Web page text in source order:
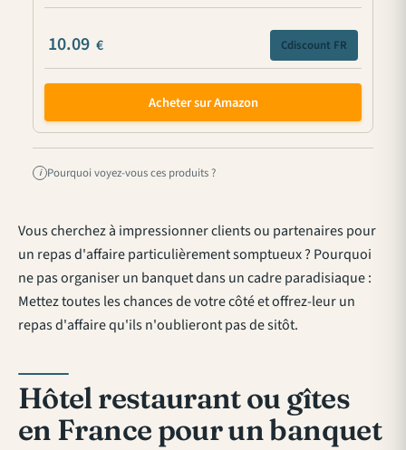
10.09 € Cdiscount FR
Acheter sur Amazon
i Pourquoi voyez-vous ces produits ?
Vous cherchez à impressionner clients ou partenaires pour
un repas d'affaire particulièrement somptueux ? Pourquoi
ne pas organiser un banquet dans un cadre paradisiaque :
Mettez toutes les chances de votre côté et offrez-leur un
repas d'affaire qu'ils n'oublieront pas de sitôt.
Hôtel restaurant ou gîtes
en France pour un banquet